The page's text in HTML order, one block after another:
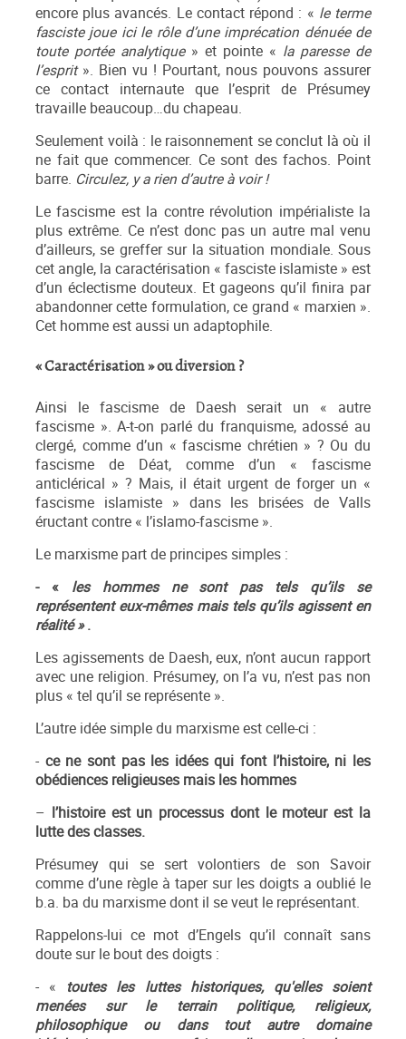
encore plus avancés. Le contact répond : « le terme
fasciste joue ici le rôle d’une imprécation dénuée de
toute portée analytique» et pointe « la paresse de
l’esprit». Bien vu ! Pourtant, nous pouvons assurer
ce contact internaute que l’esprit de Présumey
travaille beaucoup…du chapeau.
Seulement voilà : le raisonnement se conclut là où il
ne fait que commencer. Ce sont des fachos. Point
barre. Circulez, y a rien d’autre à voir !
Le fascisme est la contre révolution impérialiste la
plus extrême. Ce n’est donc pas un autre mal venu
d’ailleurs, se greffer sur la situation mondiale. Sous
cet angle, la caractérisation « fasciste islamiste » est
d’un éclectisme douteux. Et gageons qu’il finira par
abandonner cette formulation, ce grand « marxien ».
Cet homme est aussi un adaptophile.
« Caractérisation » ou diversion ?
Ainsi le fascisme de Daesh serait un « autre
fascisme ». A-t-on parlé du franquisme, adossé au
clergé, comme d’un « fascisme chrétien » ? Ou du
fascisme de Déat, comme d’un « fascisme
anticlérical » ? Mais, il était urgent de forger un «
fascisme islamiste » dans les brisées de Valls
éructant contre « l’islamo-fascisme ».
Le marxisme part de principes simples :
- « les hommes ne sont pas tels qu’ils se
représentent eux-mêmes mais tels qu’ils agissent en
réalité » .
Les agissements de Daesh, eux, n’ont aucun rapport
avec une religion. Présumey, on l’a vu, n’est pas non
plus « tel qu’il se représente ».
L’autre idée simple du marxisme est celle-ci :
- ce ne sont pas les idées qui font l’histoire, ni les
obédiences religieuses mais les hommes
– l’histoire est un processus dont le moteur est la
lutte des classes.
Présumey qui se sert volontiers de son Savoir
comme d’une règle à taper sur les doigts a oublié le
b.a. ba du marxisme dont il se veut le représentant.
Rappelons-lui ce mot d’Engels qu’il connaît sans
doute sur le bout des doigts :
- « toutes les luttes historiques, qu'elles soient
menées sur le terrain politique, religieux,
philosophique ou dans tout autre domaine